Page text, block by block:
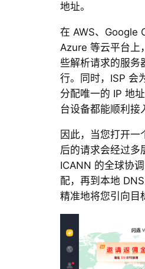
地址。
在 AWS、Google
Azure 等云平台上
些解析请求的服务
行。同时，ISP 会
分配唯一的 IP 地
台设备都能顺利接
因此，当您打开一
后的请求会经过多
ICANN 的全球协
配，再到本地
精准地将您引向目